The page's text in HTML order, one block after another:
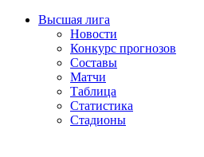
Высшая лига
Новости
Конкурс прогнозов
Составы
Матчи
Таблица
Статистика
Стадионы